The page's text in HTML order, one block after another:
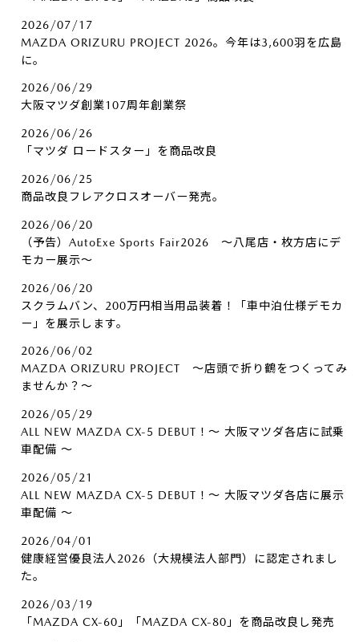
2026/07/17
MAZDA ORIZURU PROJECT 2026。今年は3,600羽を広島
に。
2026/06/29
大阪マツダ創業107周年創業祭
2026/06/26
「マツダ ロードスター」を商品改良
2026/06/25
商品改良フレアクロスオーバー発売。
2026/06/20
（予告）AutoExe Sports Fair2026 ～八尾店・枚方店にデ
モカー展示～
2026/06/20
スクラムバン、200万円相当用品装着！「車中泊仕様デモカ
ー」を展示します。
2026/06/02
MAZDA ORIZURU PROJECT ～店頭で折り鶴をつくってみ
ませんか？～
2026/05/29
ALL NEW MAZDA CX-5 DEBUT！～ 大阪マツダ各店に試乗
車配備 ～
2026/05/21
ALL NEW MAZDA CX-5 DEBUT！～ 大阪マツダ各店に展示
車配備 ～
2026/04/01
健康経営優良法人2026（大規模法人部門）に認定されまし
た。
2026/03/19
「MAZDA CX-60」「MAZDA CX-80」を商品改良し発売